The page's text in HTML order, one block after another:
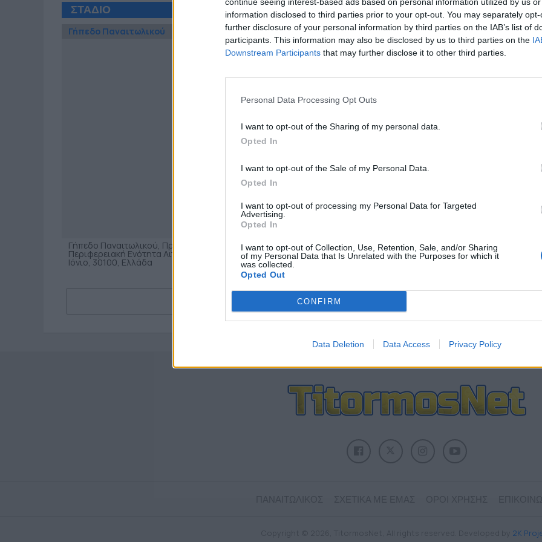
information disclosed to third parties prior to your opt-out. You may separately
further disclosure of your personal information by third parties on the IAB’s list of
participants. This information may also be disclosed by us to third parties on the
Downstream Participants that may further disclose it to other third parties.
Personal Data Processing Opt Outs
I want to opt-out of the Sharing of my personal data.
Opted In
I want to opt-out of the Sale of my Personal Data.
Opted In
I want to opt-out of processing my Personal Data for Targeted
Advertising.
Opted In
I want to opt-out of Collection, Use, Retention, Sale, and/or Sharing
of my Personal Data that Is Unrelated with the Purposes for which it
was collected.
Opted Out
CONFIRM
Data Deletion Data Access Privacy Policy
ΣΤΑΔΙΟ
Γήπεδο Παναιτωλικού
Γήπεδο Παναιτωλικού, Προυσιωτίσσης, Εργατικές Κατοικίες, Κοινότητα Αγρινίου, Αγρίνιο, Δήμος Αγρινίου,
Περιφερειακή Ενότητα Αιτωλοακαρνανίας, Περιφέρεια Δυτικής Ελλάδας, Πελοπόννησος, Δυτική Ελλάδα και
Ιόνιο, 30100, Ελλάδα
ΣΧΟΛΙΑΣΤΕ
2K